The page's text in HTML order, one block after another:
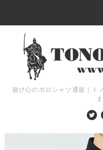
遊び心のポロシャツ通販｜ト